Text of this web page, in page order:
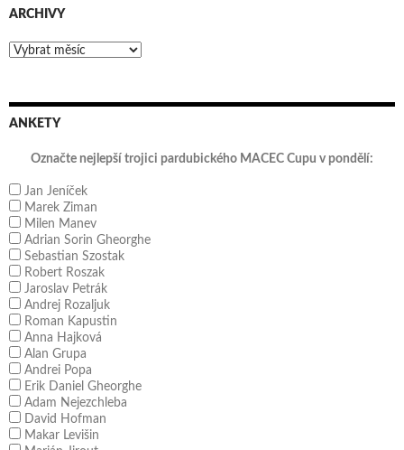
ARCHIVY
Archivy
ANKETY
Označte nejlepší trojici pardubického MACEC Cupu v pondělí:
Jan Jeníček
Marek Ziman
Milen Manev
Adrian Sorin Gheorghe
Sebastian Szostak
Robert Roszak
Jaroslav Petrák
Andrej Rozaljuk
Roman Kapustin
Anna Hajková
Alan Grupa
Andrei Popa
Erik Daniel Gheorghe
Adam Nejezchleba
David Hofman
Makar Levišin